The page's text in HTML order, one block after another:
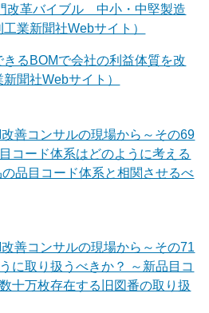
改革バイブル 中小・中堅製造
業新聞社Webサイト）
るBOMで会社の利益体質を改
聞社Webサイト）
善コンサルの現場から～その69
コード体系はどのように考える
品目コード体系と相関させるべ
善コンサルの現場から～その71
に取り扱うべきか？ ～新品目コ
十万枚存在する旧図番の取り扱